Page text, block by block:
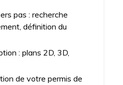
pas : recherche
définition du
: plans 2D, 3D,
de votre permis de